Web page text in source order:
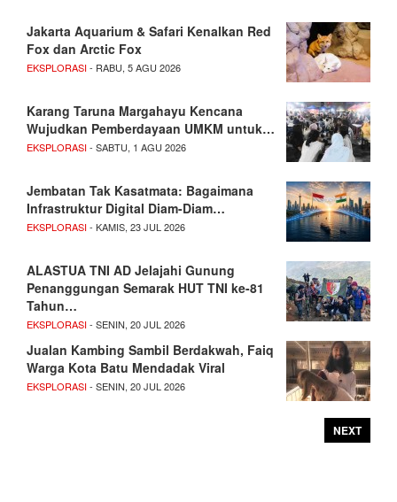
Jakarta Aquarium & Safari Kenalkan Red
Fox dan Arctic Fox
EKSPLORASI- RABU, 5 AGU 2026
Karang Taruna Margahayu Kencana
Wujudkan Pemberdayaan UMKM untuk…
EKSPLORASI- SABTU, 1 AGU 2026
Jembatan Tak Kasatmata: Bagaimana
Infrastruktur Digital Diam-Diam…
EKSPLORASI- KAMIS, 23 JUL 2026
ALASTUA TNI AD Jelajahi Gunung
Penanggungan Semarak HUT TNI ke-81
Tahun…
EKSPLORASI- SENIN, 20 JUL 2026
Jualan Kambing Sambil Berdakwah, Faiq
Warga Kota Batu Mendadak Viral
EKSPLORASI- SENIN, 20 JUL 2026
NEXT